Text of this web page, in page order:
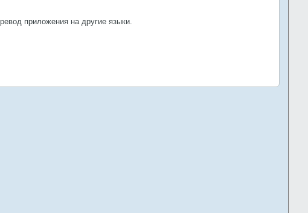
приложения на другие языки.